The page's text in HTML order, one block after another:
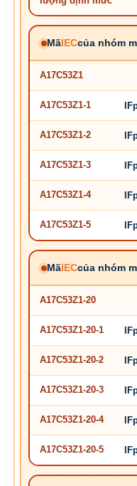
MãIECcủa nhóm
A17C53Z1
A17C53Z1-1
A17C53Z1-2
A17C53Z1-3
A17C53Z1-4
A17C53Z1-5
MãIECcủa nhóm
A17C53Z1-20
A17C53Z1-20-1
A17C53Z1-20-2
A17C53Z1-20-3
A17C53Z1-20-4
A17C53Z1-20-5